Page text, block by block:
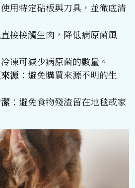
使用特定砧板與刀具，並徹底清
直接接觸生肉，降低病原菌風
冷凍可減少病原菌的數量。
源 ：避免購買來源不明的生
：避免食物殘渣留在地毯或家